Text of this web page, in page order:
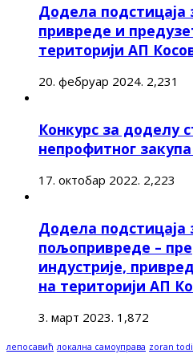
Додела подстицаја
привреде и
територији АП
20. фебруар 2024. 2,231
Конкурс за доделу
непрофитног
17. октобар 2022. 2,223
Додела подстицаја
пољопривреде –
индустрије,
на територији АП
3. март 2023. 1,872
лепосавић локална самоуправа zoran